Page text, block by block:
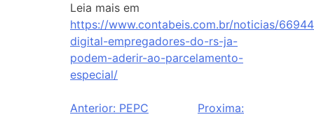
Leia mais em
https://www.contabeis.com.br/noticias/
digital-empregadores-do-rs-ja-
podem-aderir-ao-parcelamento-
especial/
Anterior: PEPC
Proxima: